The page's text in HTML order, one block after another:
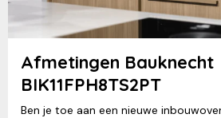
Afmetingen Bauknecht
BIK11FPH8TS2PT
Ben je toe aan een nieuwe